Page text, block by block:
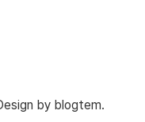
by blogtem.